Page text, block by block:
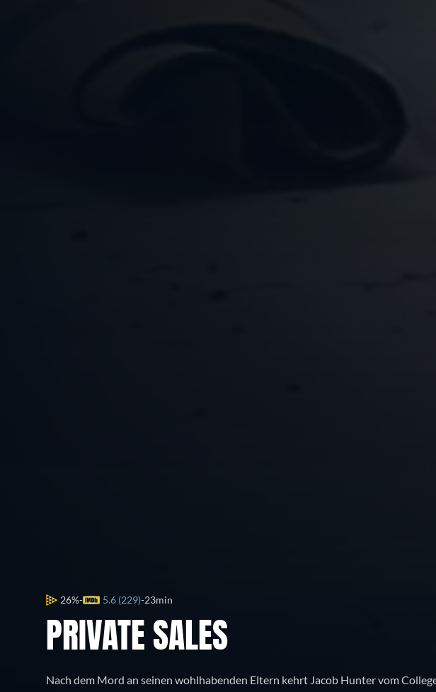
26% 5.6 (229) 23min
PRIVATE SALES
Nach dem Mord an seinen wohlhabenden Eltern kehrt Jacob Hunter vom